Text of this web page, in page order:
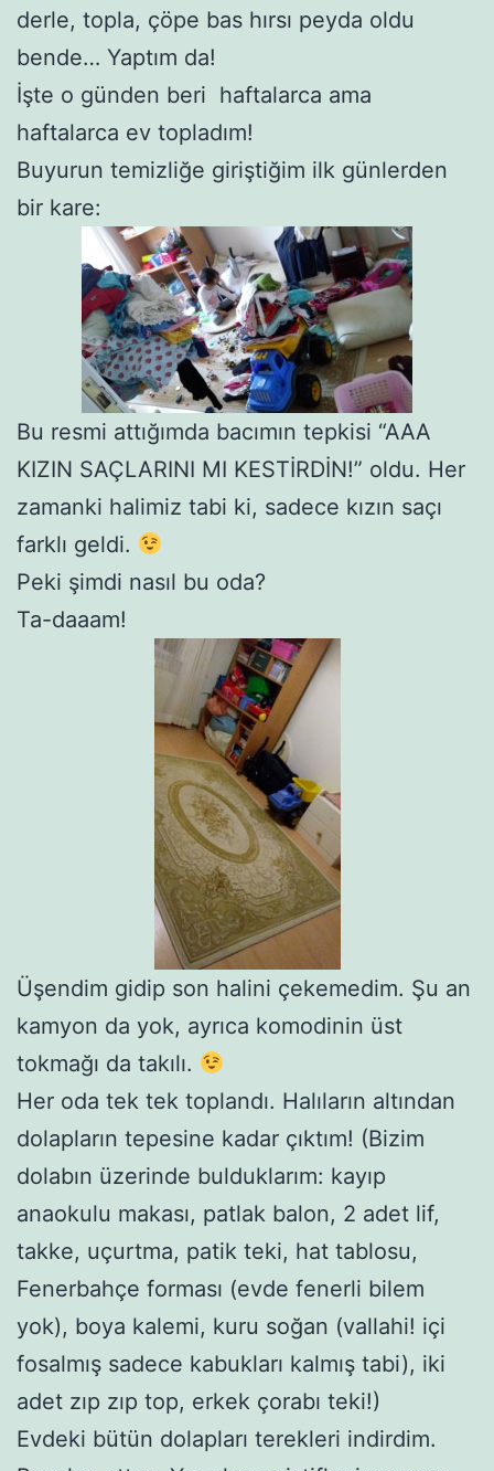
derle, topla, çöpe bas hırsı peyda oldu
bende… Yaptım da!
İşte o günden beri haftalarca ama
haftalarca ev topladım!
Buyurun temizliğe giriştiğim ilk günlerden
bir kare:
Bu resmi attığımda bacımın tepkisi “AAA
KIZIN SAÇLARINI MI KESTİRDİN!” oldu. Her
zamanki halimiz tabi ki, sadece kızın saçı
farklı geldi.
Peki şimdi nasıl bu oda?
Ta-daaam!
Üşendim gidip son halini çekemedim. Şu an
kamyon da yok, ayrıca komodinin üst
tokmağı da takılı.
Her oda tek tek toplandı. Halıların altından
dolapların tepesine kadar çıktım! (Bizim
dolabın üzerinde bulduklarım: kayıp
anaokulu makası, patlak balon, 2 adet lif,
takke, uçurtma, patik teki, hat tablosu,
Fenerbahçe forması (evde fenerli bilem
yok), boya kalemi, kuru soğan (vallahi! içi
fosalmış sadece kabukları kalmış tabi), iki
adet zıp zıp top, erkek çorabı teki!)
Evdeki bütün dolapları terekleri indirdim.